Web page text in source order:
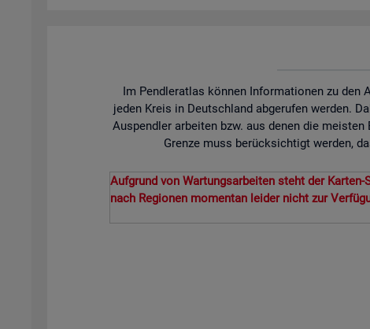
Im Pendleratlas können Informationen zu
jeden Kreis in Deutschland abgerufen werden.
Auspendler arbeiten bzw. aus denen die
Grenze muss berücksichtigt werden,
Aufgrund von Wartungsarbeiten steht der
nach Regionen momentan leider nicht zur